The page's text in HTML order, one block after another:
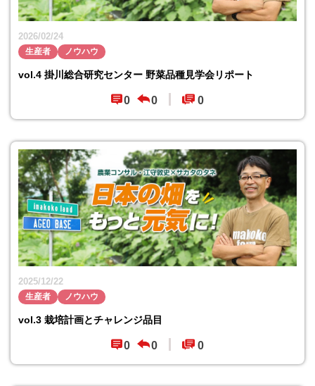
生産者 ノウハウ
2026/02/24
vol.4 掛川総合研究センター 野菜品種見学会リポート
0 0 0
生産者 ノウハウ
2025/12/22
vol.3 栽培計画とチャレンジ品目
0 0 0